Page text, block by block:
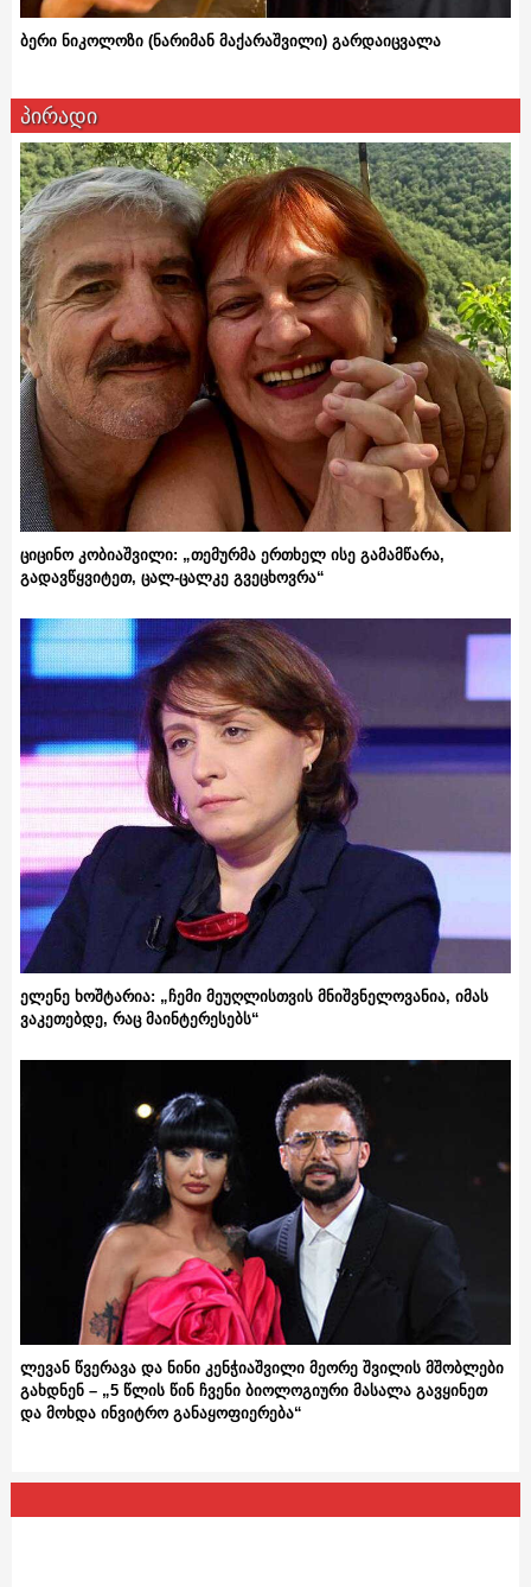
ბერი ნიკოლოზი (ნარიმან მაქარაშვილი) გარდაიცვალა
პირადი
ციცინო კობიაშვილი: „თემურმა ერთხელ ისე გამამწარა,
გადავწყვიტეთ, ცალ-ცალკე გვეცხოვრა“
ელენე ხოშტარია: „ჩემი მეუღლისთვის მნიშვნელოვანია, იმას
ვაკეთებდე, რაც მაინტერესებს“
ლევან წვერავა და ნინი კენჭიაშვილი მეორე შვილის მშობლები
გახდნენ – „5 წლის წინ ჩვენი ბიოლოგიური მასალა გავყინეთ
და მოხდა ინვიტრო განაყოფიერება“